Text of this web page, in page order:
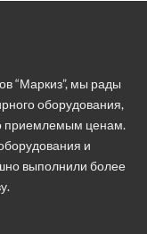
“Маркиз”, мы рады
оборудования,
приемлемым ценам.
и
выполнили более